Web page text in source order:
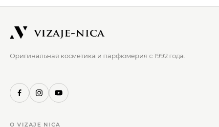
Оригинальная косметика и парфюмерия с 1992 года.
О VIZAJE NICA